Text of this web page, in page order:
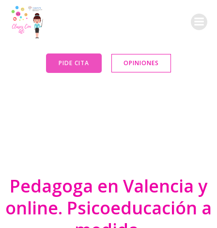
PIDE CITA OPINIONES
Pedagoga en Valencia y
online. Psicoeducación a